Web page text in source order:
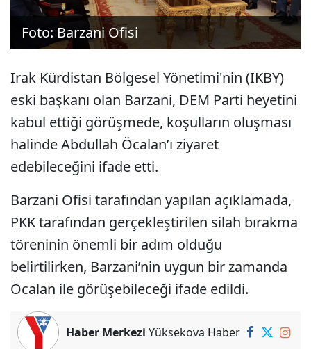
Foto: Barzani Ofisi
Irak Kürdistan Bölgesel Yönetimi'nin (IKBY)
eski başkanı olan Barzani, DEM Parti heyetini
kabul ettiği görüşmede, koşulların oluşması
halinde Abdullah Öcalan’ı ziyaret
edebileceğini ifade etti.
Barzani Ofisi tarafından yapılan açıklamada,
PKK tarafından gerçekleştirilen silah bırakma
töreninin önemli bir adım olduğu
belirtilirken, Barzani’nin uygun bir zamanda
Öcalan ile görüşebileceği ifade edildi.
Haber Merkezi Yüksekova Haber